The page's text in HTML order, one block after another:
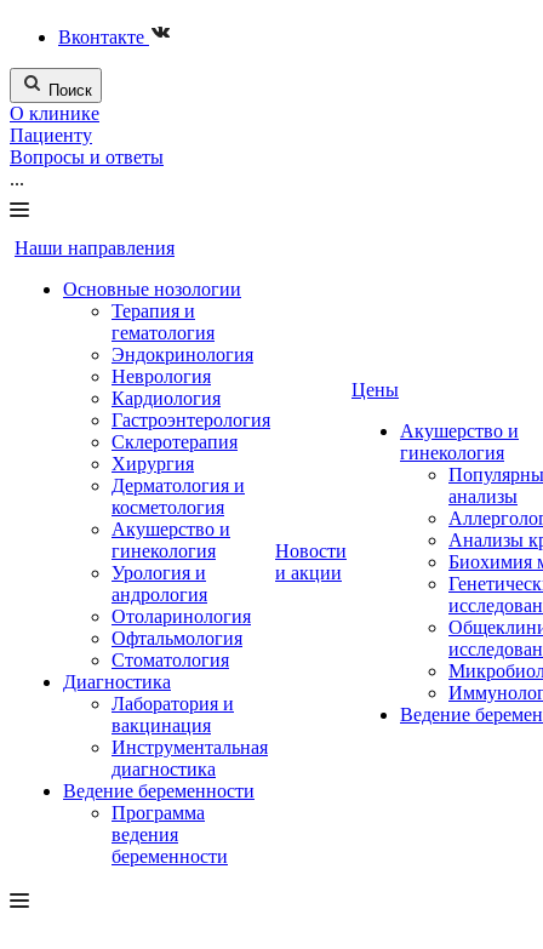
Вконтакте
Поиск
О клинике
Пациенту
Вопросы и ответы
...
Наши направления
Основные нозологии
Терапия и
гематология
Эндокринология
Неврология
Кардиология
Гастроэнтерология
Склеротерапия
Хирургия
Дерматология и
косметология
Акушерство и
гинекология
Урология и
андрология
Отоларинология
Офтальмология
Стоматология
Диагностика
Лаборатория и
вакцинация
Инструментальная
диагностика
Ведение беременности
Программа
ведения
беременности
Новости
и акции
Цены
Акушерство и
гинекология
анализы
Анализы
Биохимия
Ведение